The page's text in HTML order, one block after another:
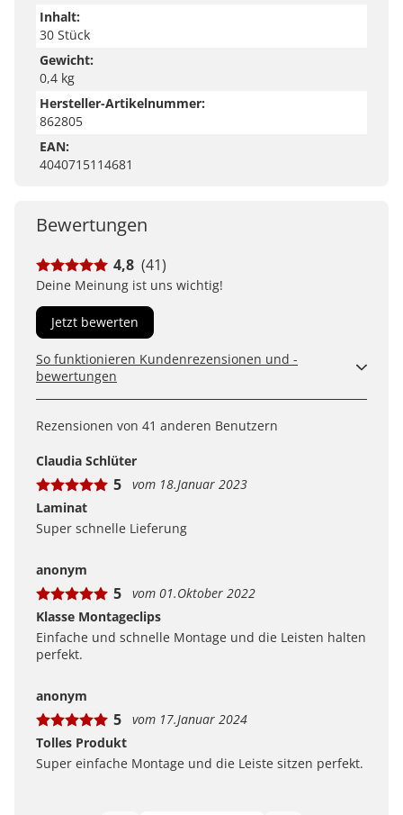
Inhalt:
30 Stück
Gewicht:
0,4 kg
Hersteller-Artikelnummer:
862805
EAN:
4040715114681
Bewertungen
4,8 (41)
Deine Meinung ist uns wichtig!
Jetzt bewerten
So funktionieren Kundenrezensionen und -
bewertungen
zu können. Uns ist wichtig, transparent zu zeigen, wie
Hinweis Verifizierter Kauf bedeutet.
Erfahren Sie mehr darüber, wie Kundenbewertungen
bei uns funktionieren
Rezensionen von 41 anderen Benutzern
Claudia Schlüter
5
vom 18.Januar 2023
Laminat
Super schnelle Lieferung
anonym
5
vom 01.Oktober 2022
Klasse Montageclips
Einfache und schnelle Montage und die Leisten halten
perfekt.
anonym
5
vom 17.Januar 2024
Tolles Produkt
Super einfache Montage und die Leiste sitzen perfekt.